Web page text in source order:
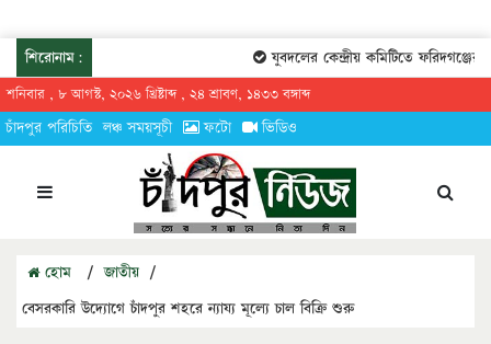
শিরোনাম: যুবদলের কেন্দ্রীয় কমিটিতে ফরিদগঞ্জের
শনিবার , ৮ আগস্ট, ২০২৬ খ্রিষ্টাব্দ , ২৪ শ্রাবণ, ১৪৩৩ বঙ্গাব্দ
চাঁদপুর পরিচিতি লঞ্চ সময়সূচী ফটো ভিডিও
হোম / জাতীয় /
বেসরকারি উদ্যোগে চাঁদপুর শহরে ন্যায্য মূল্যে চাল বিক্রি শুরু